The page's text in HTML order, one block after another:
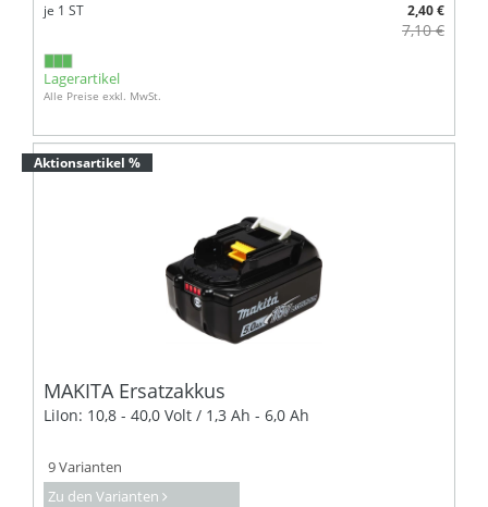
je 1 ST 2,40 €
7,10 €
Lagerartikel
Alle Preise exkl. MwSt.
Aktionsartikel %
MAKITA Ersatzakkus
LiIon: 10,8 - 40,0 Volt / 1,3 Ah - 6,0 Ah
9 Varianten
Zu den Varianten